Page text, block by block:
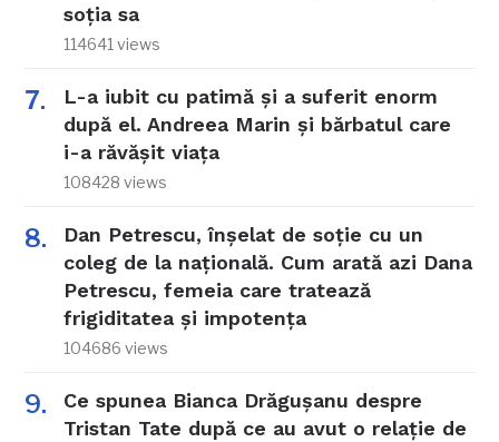
soția sa
114641 views
L-a iubit cu patimă și a suferit enorm
după el. Andreea Marin și bărbatul care
i-a răvășit viața
108428 views
Dan Petrescu, înșelat de soție cu un
coleg de la națională. Cum arată azi Dana
Petrescu, femeia care tratează
frigiditatea și impotența
104686 views
Ce spunea Bianca Drăgușanu despre
Tristan Tate după ce au avut o relație de